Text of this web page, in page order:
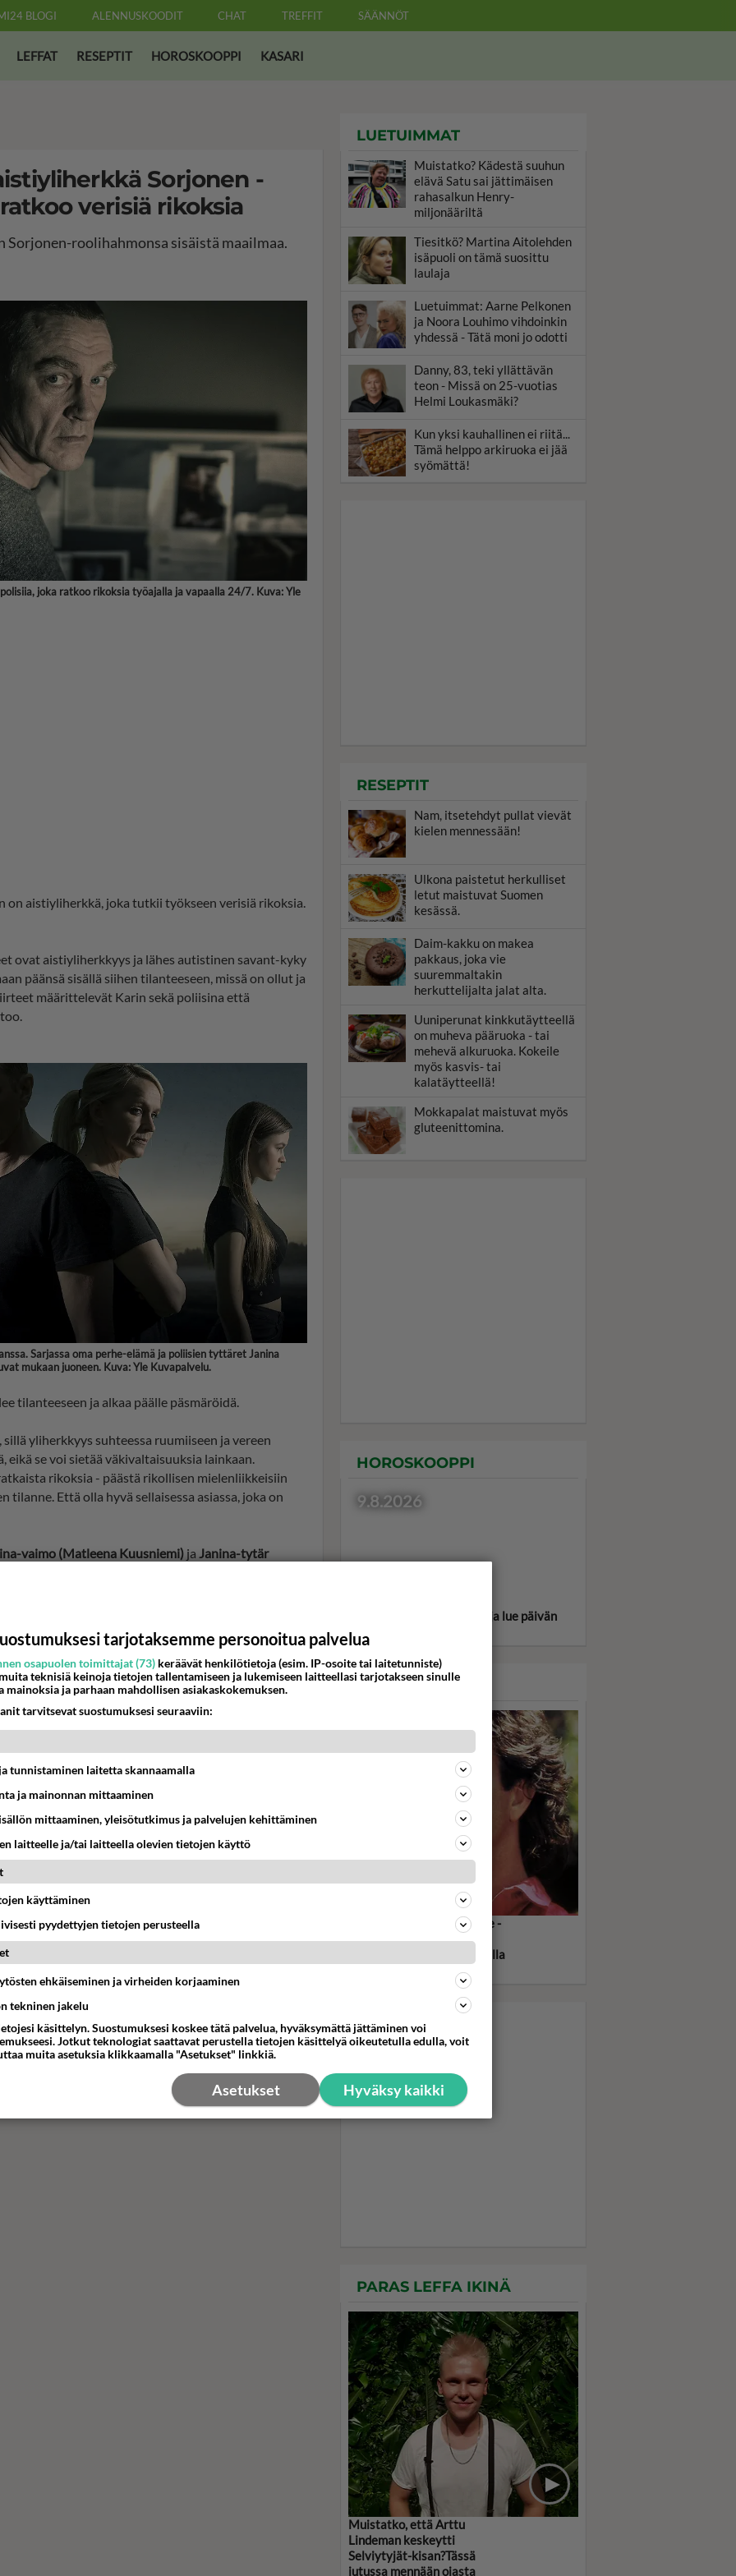
BLOGI ALENNUSKOODIT CHAT TREFFIT SÄÄNNÖT
LEFFAT RESEPTIT HOROSKOOPPI KASARI
Sorjonen -
verisiä rikoksia
roolihahmonsa sisäistä maailmaa.
joka ratkoo rikoksia työajalla ja vapaalla 24/7. Kuva: Yle
on aistiyliherkkä, joka tutkii työkseen verisiä rikoksia.
ovat aistiyliherkkyys ja lähes autistinen savant-kyky
päänsä sisällä siihen tilanteeseen, missä on ollut ja
määrittelevät Karin sekä poliisina että
Sarjassa oma perhe-elämä ja poliisien tyttäret Janina
mukaan juoneen. Kuva: Yle Kuvapalvelu.
tilanteeseen ja alkaa päälle päsmäröidä.
yliherkkyys suhteessa ruumiiseen ja vereen
eikä se voi sietää väkivaltaisuuksia lainkaan.
rikoksia - päästä rikollisen mielenliikkeisiin
Että olla hyvä sellaisessa asiassa, joka on
vaimo (Matleena Kuusniemi) jaJanina-tytär
ja pyyteettä. Kumppanuus menee sukupuolen yli,
sielunkumppaneita.
tv-
rumat? Tämä leffa tv:ssä
herättää kohusarjan henkiin
Iloyllätys! Maajussi-Kalle ja
Niina palaavat televisioon -
Niinalta rehellinen reaktio:
"KÄÄKS!"
LUETUIMMAT
Muistatko? Kädestä suuhun
elävä Satu sai jättimäisen
rahasalkun Henry-
miljonääriltä
Tiesitkö? Martina Aitolehden
isäpuoli on tämä suosittu
laulaja
Luetuimmat: Aarne Pelkonen
ja Noora Louhimo vihdoinkin
yhdessä - Tätä moni jo odotti
Danny, 83, teki yllättävän
teon - Missä on 25-vuotias
Helmi Loukasmäki?
Kun yksi kauhallinen ei riitä...
Tämä helppo arkiruoka ei jää
syömättä!
RESEPTIT
Nam, itsetehdyt pullat vievät
kielen mennessään!
Ulkona paistetut herkulliset
letut maistuvat Suomen
kesässä.
Daim-kakku on makea
pakkaus, joka vie
suuremmaltakin
herkuttelijalta jalat alta.
Uuniperunat kinkkutäytteellä
on muheva pääruoka - tai
mehevä alkuruoka. Kokeile
myös kasvis- tai
kalatäytteellä!
Mokkapalat maistuvat myös
gluteenittomina.
HOROSKOOPPI
9.8.2026
Valitse oma tähtimerkkisi ja lue päivän
horoskooppi!
KASARI
Mel Gibson on Tappava ase -
leffassa surun ja itsetuhon
riivaama, hulluuden partaalla
PARAS LEFFA IKINÄ
Muistatko, että Arttu
Lindeman keskeytti
Selviytyjät-kisan?Tässä
jutussa mennään ojasta
tarjotaksemme personoitua palvelua
osapuolen toimittajat (73) keräävät henkilötietoja (esim. IP-osoite tai laitetunniste)
teknisiä keinoja tietojen tallentamiseen ja lukemiseen laitteellasi tarjotakseen sinulle
ja parhaan mahdollisen asiakaskokemuksen.
tarvitsevat suostumuksesi seuraaviin:
tunnistaminen laitetta skannaamalla
ja mainonnan mittaaminen
mittaaminen, yleisötutkimus ja palvelujen kehittäminen
laitteelle ja/tai laitteella olevien tietojen käyttö
käyttäminen
pyydettyjen tietojen perusteella
ehkäiseminen ja virheiden korjaaminen
tekninen jakelu
käsittelyn. Suostumuksesi koskee tätä palvelua, hyväksymättä jättäminen voi
Jotkut teknologiat saattavat perustella tietojen käsittelyä oikeutetulla edulla, voit
muita asetuksia klikkaamalla "Asetukset" linkkiä.
Hyväksy kaikki
Asetukset